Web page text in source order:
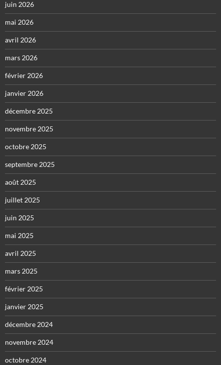
juin 2026
mai 2026
avril 2026
mars 2026
février 2026
janvier 2026
décembre 2025
novembre 2025
octobre 2025
septembre 2025
août 2025
juillet 2025
juin 2025
mai 2025
avril 2025
mars 2025
février 2025
janvier 2025
décembre 2024
novembre 2024
octobre 2024